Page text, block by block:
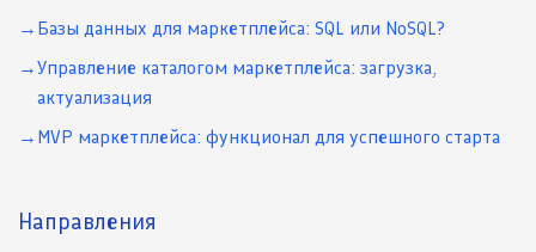
Базы данных для маркетплейса: SQL или NoSQL?
Управление каталогом маркетплейса: загрузка,
актуализация
MVP маркетплейса: функционал для успешного старта
Направления